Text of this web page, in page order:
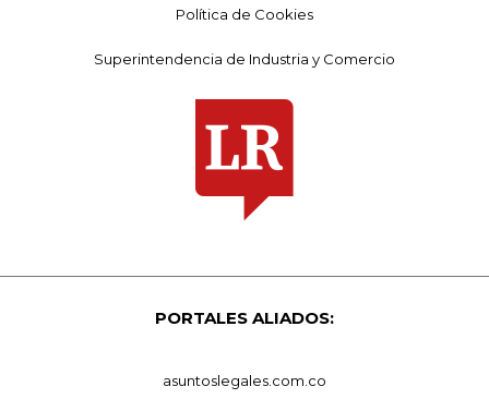
Política de Cookies
Superintendencia de Industria y Comercio
PORTALES ALIADOS:
asuntoslegales.com.co